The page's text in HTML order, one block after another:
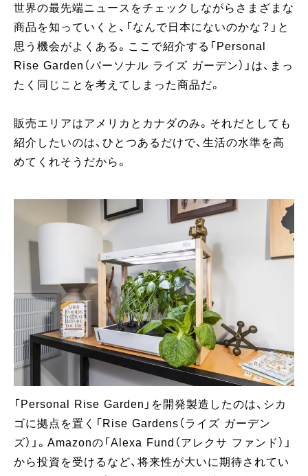
世界の最先端ニュースをチェックしながらさまざまな
商品を知っていくと、「なんで日本にないのかな？」と
思う機会がよくある。ここで紹介する「Personal
Rise Garden（パーソナル ライズ ガーデン）」は、まっ
たく同じことを考えてしまった商品だ。
販売エリアはアメリカとカナダのみ。それだとしても
紹介したいのは、ひとつあるだけで、生活の水準を高
めてくれそうだから。
「Personal Rise Garden」を開発製造したのは、シカ
ゴに拠点を置く「Rise Gardens（ライズ ガーデン
ズ）」。Amazonの「Alexa Fund（アレクサ ファンド）」
から投資を受けるなど、将来性が大いに期待されてい